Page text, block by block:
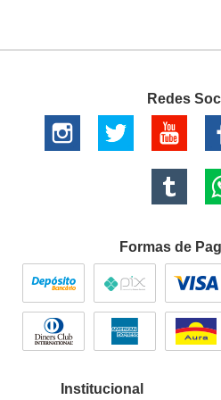
Redes
Formas de
Institucional